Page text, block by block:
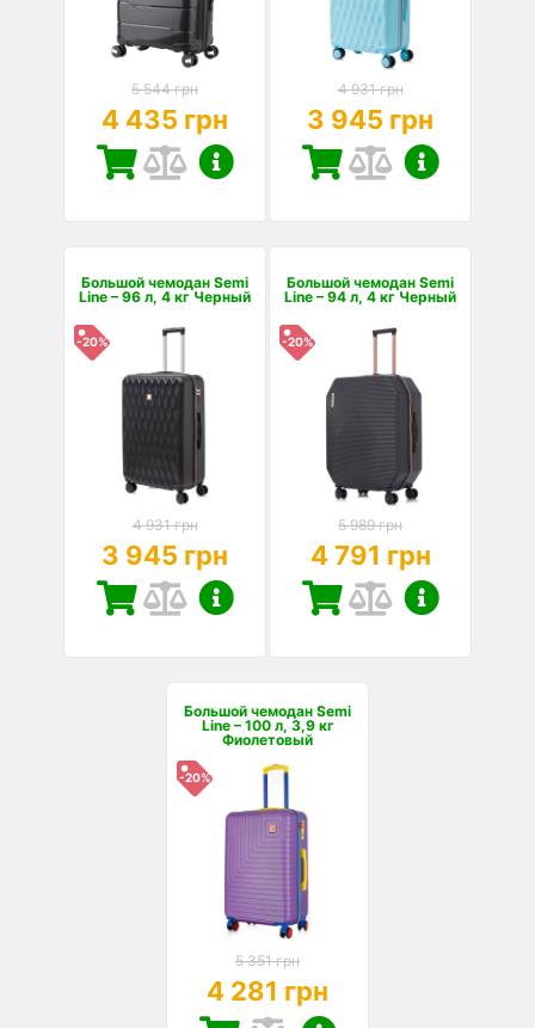
5 544 грн
4 435 грн
4 931 грн
3 945 грн
Большой чемодан Semi
Line – 96 л, 4 кг Черный
-20%
4 931 грн
3 945 грн
Большой чемодан Semi
Line – 94 л, 4 кг Черный
-20%
5 989 грн
4 791 грн
Большой чемодан Semi
Line – 100 л, 3,9 кг
Фиолетовый
-20%
5 351 грн
4 281 грн